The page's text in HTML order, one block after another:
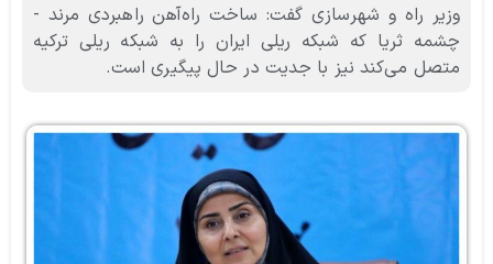
وزیر راه و شهرسازی گفت: ساخت راه‌آهن راهبردی مرند -
چشمه ثریا که شبکه ریلی ایران را به شبکه ریلی ترکیه
متصل می‌کند نیز با جدیت در حال پیگیری است.